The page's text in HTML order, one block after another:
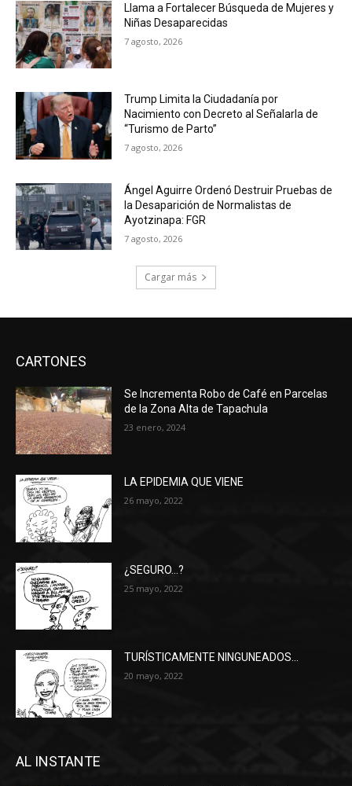
Llama a Fortalecer Búsqueda de Mujeres y
Niñas Desaparecidas
7 agosto, 2026
Trump Limita la Ciudadanía por
Nacimiento con Decreto al Señalarla de
“Turismo de Parto”
7 agosto, 2026
Ángel Aguirre Ordenó Destruir Pruebas de
la Desaparición de Normalistas de
Ayotzinapa: FGR
7 agosto, 2026
Cargar más
CARTONES
Se Incrementa Robo de Café en Parcelas
de la Zona Alta de Tapachula
23 enero, 2024
LA EPIDEMIA QUE VIENE
26 mayo, 2022
¿SEGURO…?
25 mayo, 2022
TURÍSTICAMENTE NINGUNEADOS…
20 mayo, 2022
AL INSTANTE